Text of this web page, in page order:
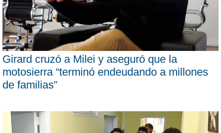
Girard cruzó a Milei y aseguró que la
motosierra “terminó endeudando a millones
de familias”